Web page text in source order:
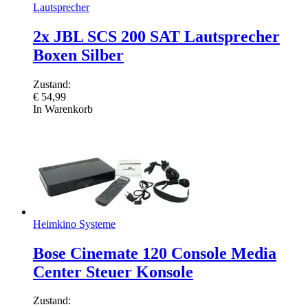
Lautsprecher
2x JBL SCS 200 SAT Lautsprecher
Boxen Silber
Zustand:
€ 54,99
In Warenkorb
Heimkino Systeme
Bose Cinemate 120 Console Media
Center Steuer Konsole
Zustand: